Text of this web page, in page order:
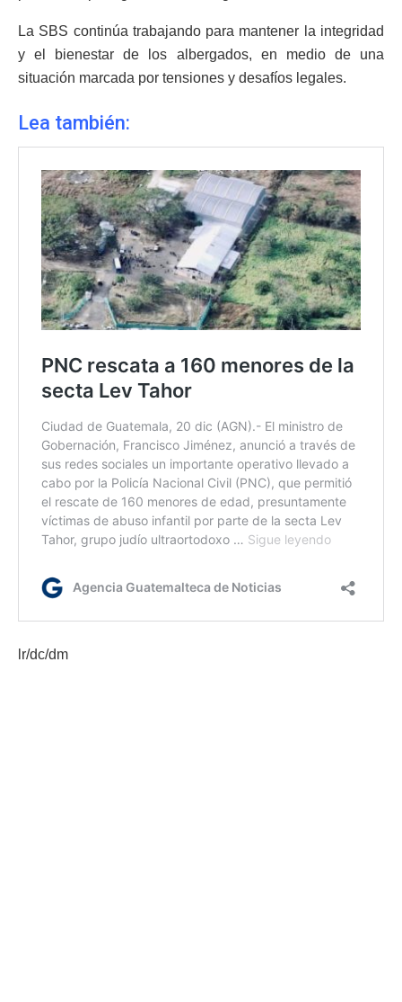
La SBS continúa trabajando para mantener la integridad
y el bienestar de los albergados, en medio de una
situación marcada por tensiones y desafíos legales.
Lea también:
lr/dc/dm